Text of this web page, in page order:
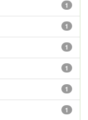
1
1
1
1
1
1